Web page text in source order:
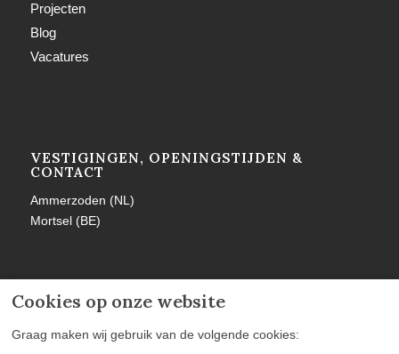
Cookies op onze website
Graag maken wij gebruik van de volgende cookies:
Projecten
Blog
Vacatures
VESTIGINGEN, OPENINGSTIJDEN &
CONTACT
Ammerzoden (NL)
Mortsel (BE)
MEER INFORMATIE